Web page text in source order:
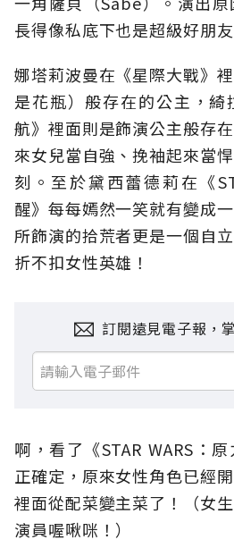
長得像私底下也是超級好朋友
娜塔莉波曼在《星際大戰》
是花瓶）般存在的公主，綺
航》裡面則是飾演公主般存
來女兒當自強、挽袖起來當
刻。至於黛西蕾德莉在《
醒》每每嫣然一笑就有變成
所飾演的拾荒者更是一個自
折不扣女性英雄！
訂閱遠見電子報，
啊，看了《STAR WARS：
正確定，原來女性角色已經
裡面從配菜變主菜了！（女
演員喔啾咪！）